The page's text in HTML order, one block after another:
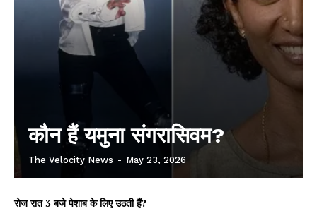
कौन हैं यमुना संगरासिवम?
The Velocity News - May 23, 2026
रोज रात 3 बजे पेशाब के लिए उठती हैं?